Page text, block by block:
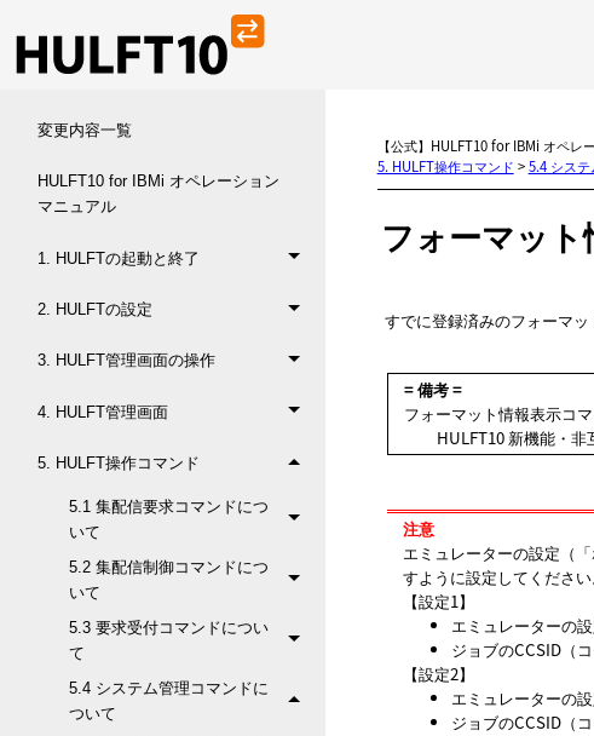
変更内容一覧
HULFT10 for IBMi オペレーション
マニュアル
1. HULFTの起動と終了
2. HULFTの設定
3. HULFT管理画面の操作
4. HULFT管理画面
5. HULFT操作コマンド
5.1 集配信要求コマンドにつ
いて
5.2 集配信制御コマンドにつ
いて
5.3 要求受付コマンドについ
て
5.4 システム管理コマンドに
ついて
【公式】HULFT10 for IBMi オペレ
5. HULFT操作コマンド >5.4 シス
フォーマッ
すでに登録済みのフォーマッ
= 備考 =
フォーマット情報表示コ
HULFT10 新機能・非
注意
エミュレーターの設定（
すように設定してくださ
【設定1】
エミュレーターの
ジョブのCCSID（
【設定2】
エミュレーターの
ジョブのCCSID（